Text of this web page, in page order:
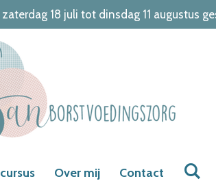
18 juli tot dinsdag 11 augustus
Over mij Contact